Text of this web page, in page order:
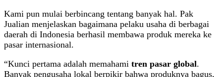
Kami pun mulai berbincang tentang banyak hal. Pak
Jualian menjelaskan bagaimana pelaku usaha di berbagai
daerah di Indonesia berhasil membawa produk mereka ke
pasar internasional.
“Kunci pertama adalah memahami tren pasar global.
Banyak pengusaha lokal berpikir bahwa produknya bagus,